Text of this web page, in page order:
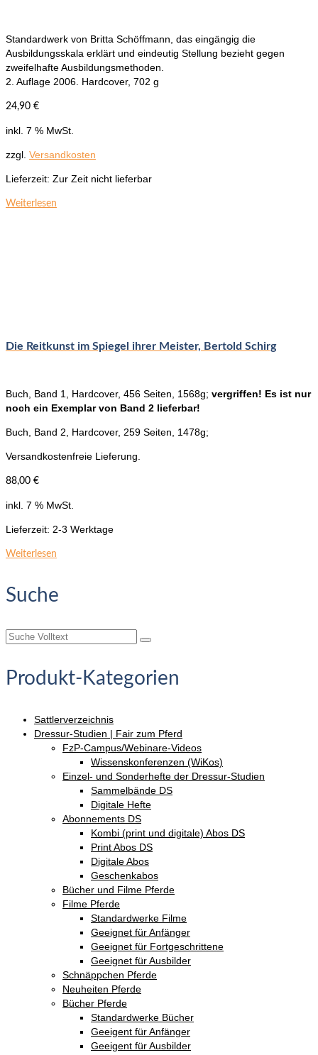
Standardwerk von Britta Schöffmann, das eingängig die
Ausbildungsskala erklärt und eindeutig Stellung bezieht gegen
zweifelhafte Ausbildungsmethoden.
2. Auflage 2006. Hardcover, 702 g
24,90 €
inkl. 7 % MwSt.
zzgl. Versandkosten
Lieferzeit: Zur Zeit nicht lieferbar
Weiterlesen
Die Reitkunst im Spiegel ihrer Meister, Bertold Schirg
Buch, Band 1, Hardcover, 456 Seiten, 1568g; vergriffen! Es ist nur
noch ein Exemplar von Band 2 lieferbar!
Buch, Band 2, Hardcover, 259 Seiten, 1478g;
Versandkostenfreie Lieferung.
88,00 €
inkl. 7 % MwSt.
Lieferzeit: 2-3 Werktage
Weiterlesen
Suche
Suche
Produkt-Kategorien
Sattlerverzeichnis
Dressur-Studien | Fair zum Pferd
FzP-Campus/Webinare-Videos
Wissenskonferenzen (WiKos)
Einzel- und Sonderhefte der Dressur-Studien
Sammelbände DS
Digitale Hefte
Abonnements DS
Kombi (print und digitale) Abos DS
Print Abos DS
Digitale Abos
Geschenkabos
Bücher und Filme Pferde
Filme Pferde
Standardwerke Filme
Geeignet für Anfänger
Geeignet für Fortgeschrittene
Geeignet für Ausbilder
Schnäppchen Pferde
Neuheiten Pferde
Bücher Pferde
Standardwerke Bücher
Geeigent für Anfänger
Geeigent für Ausbilder